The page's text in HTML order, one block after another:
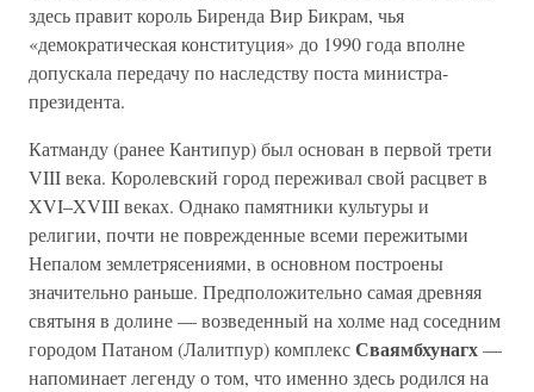
здесь правит король Биренда Вир Бикрам, чья
«демократическая конституция» до 1990 года вполне
допускала передачу по наследству поста министра-
президента.
Катманду (ранее Кантипур) был основан в первой трети
VIII века. Королевский город переживал свой расцвет в
XVI–XVIII веках. Однако памятники культуры и
религии, почти не поврежденные всеми пережитыми
Непалом землетрясениями, в основном построены
значительно раньше. Предположительно самая древняя
святыня в долине — возведенный на холме над соседним
городом Патаном (Лалитпур) комплексСваямбхунагх—
напоминает легенду о том, что именно здесь родился на